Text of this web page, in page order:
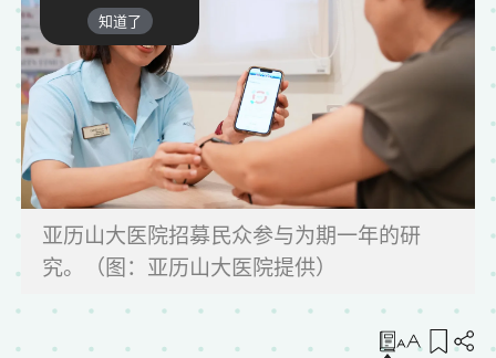
知道了
亚历山大医院招募民众参与为期一年的研
究。（图：亚历山大医院提供）
收藏